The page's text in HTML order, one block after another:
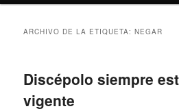
ARCHIVO DE LA ETIQUETA:NEGAR
Discépolo siempre
vigente